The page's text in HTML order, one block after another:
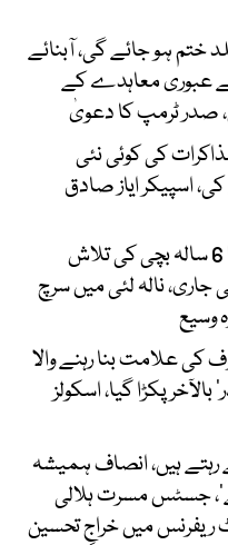
آبنائے
کے
تلاش
سرچ
والا
ہمیشہ
تحسین